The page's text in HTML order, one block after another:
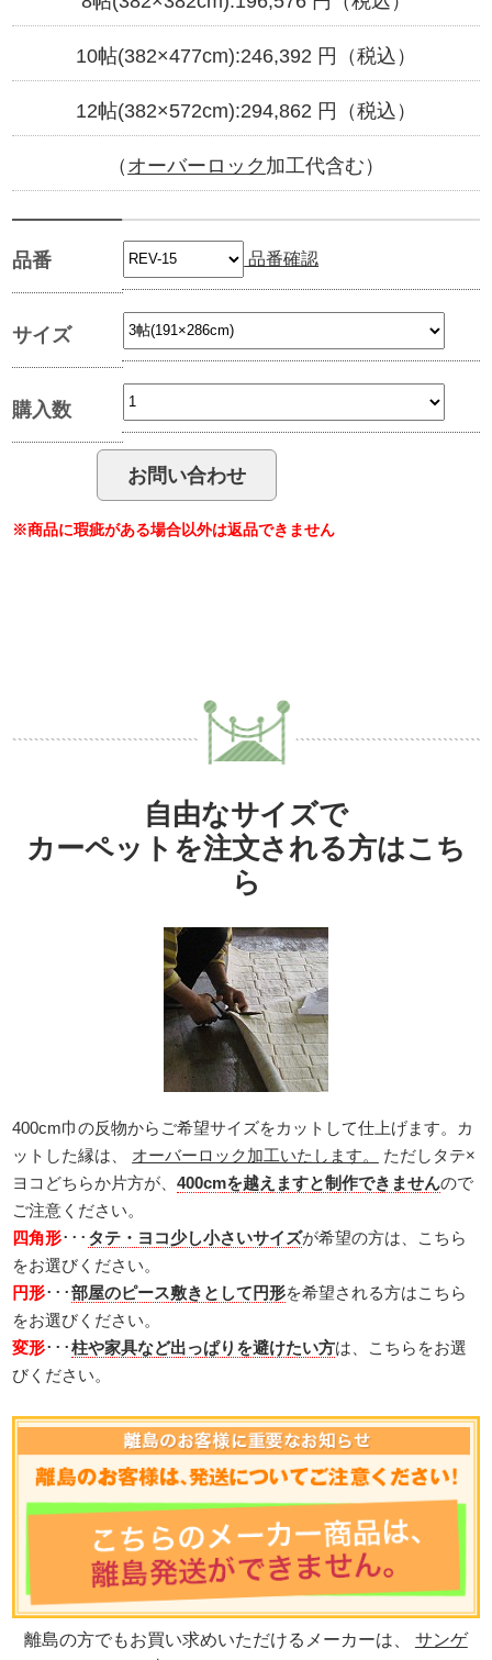
10帖(382×477cm):246,392 円（税込）
12帖(382×572cm):294,862 円（税込）
（ オーバーロック 加工代含む）
品番 品番確認
サイズ
購入数
※商品に瑕疵がある場合以外は返品できません
自由なサイズで
カーペットを注文される方はこち
ら
400cm巾の反物からご希望サイズをカットして仕上げます。カ
ットした縁は、 オーバーロック加工いたします。
ただしタテ×
ヨコどちらか片方が、400cmを越えますと制作できませんので
ご注意ください。
四角形･･･ タテ・ヨコ少し小さいサイズが希望の方は、こちら
をお選びください。
円形･･･部屋のピース敷きとして円形を希望される方はこちら
をお選びください。
変形･･･柱や家具など出っぱりを避けたい方は、こちらをお選
びください。
離島の方でもお買い求めいただけるメーカーは、 サンゲ